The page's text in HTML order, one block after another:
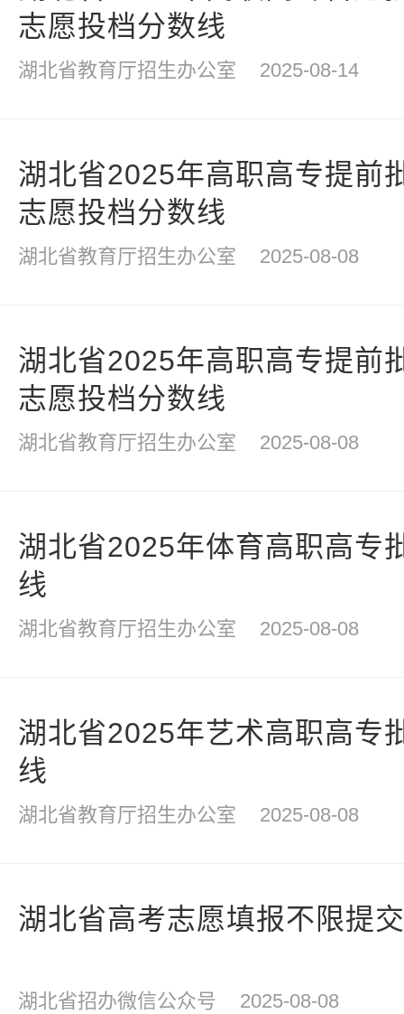
志愿投档分数线
湖北省教育厅招生办公室 2025-08-14
湖北省2025年高职高专提前
志愿投档分数线
湖北省教育厅招生办公室 2025-08-08
湖北省2025年高职高专提前
志愿投档分数线
湖北省教育厅招生办公室 2025-08-08
湖北省2025年体育高职高专
线
湖北省教育厅招生办公室 2025-08-08
湖北省2025年艺术高职高专
线
湖北省教育厅招生办公室 2025-08-08
湖北省高考志愿填报不限提
湖北省招办微信公众号 2025-08-08